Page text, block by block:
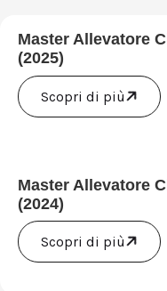
Master Allevatore
(2025)
Scopri di più
Master Allevatore
(2024)
Scopri di più